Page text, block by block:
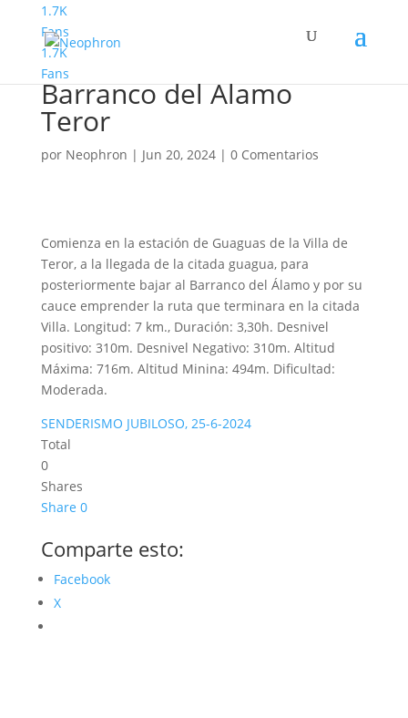
1.7K
Fans
1.7K
Fans
Senderismo Jubiloso
Barranco del Alamo
Teror
por Neophron | Jun 20, 2024| 0 Comentarios
Comienza en la estación de Guaguas de la Villa de
Teror, a la llegada de la citada guagua, para
posteriormente bajar al Barranco del Álamo y por su
cauce emprender la ruta que terminara en la citada
Villa. Longitud: 7 km., Duración: 3,30h. Desnivel
positivo: 310m. Desnivel Negativo: 310m. Altitud
Máxima: 716m. Altitud Minina: 494m. Dificultad:
Moderada.
SENDERISMO JUBILOSO, 25-6-2024
Total
0
Shares
Share 0
Comparte esto:
Facebook
X